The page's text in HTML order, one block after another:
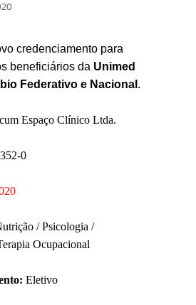
credenciamento para
beneficiários da Unimed
Federativo e Nacional .
Espaço Clínico Ltda.
0
/ Psicologia /
Ocupacional
Eletivo